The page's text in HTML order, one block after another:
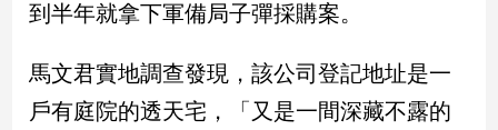
南
台
灣
到半年就拿下軍備局子彈採購案。
馬文君實地調查發現，該公司登記地址是一
戶有庭院的透天宅，「又是一間深藏不露的